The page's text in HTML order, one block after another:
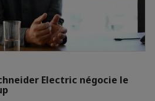
Electric négocie le